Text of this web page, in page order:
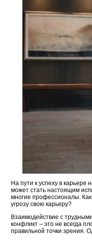
На пути к успеху в
может стать настоящим
многие профессионалы.
угрозу свою карьеру?
Взаимодействие с
конфликт – это не всегда
правильной точки зрения.